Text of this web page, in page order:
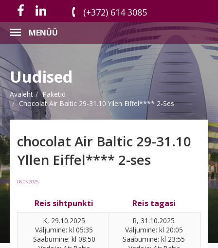
(+372) 614 3085
MENÜÜ
Uudised
Avaleht
Paketid
Chocolat Air Baltic 29-31.10 Yllen Eiffel**** 2-Ses
chocolat Air Baltic 29-31.10
Yllen Eiffel**** 2-ses
08.05.2025
Reis sihtpunkti Reis tagasi
K, 29.10.2025
Väljumine: kl 05:35
Saabumine: kl 08:50
R, 31.10.2025
Väljumine: kl 20:05
Saabumine: kl 23:55